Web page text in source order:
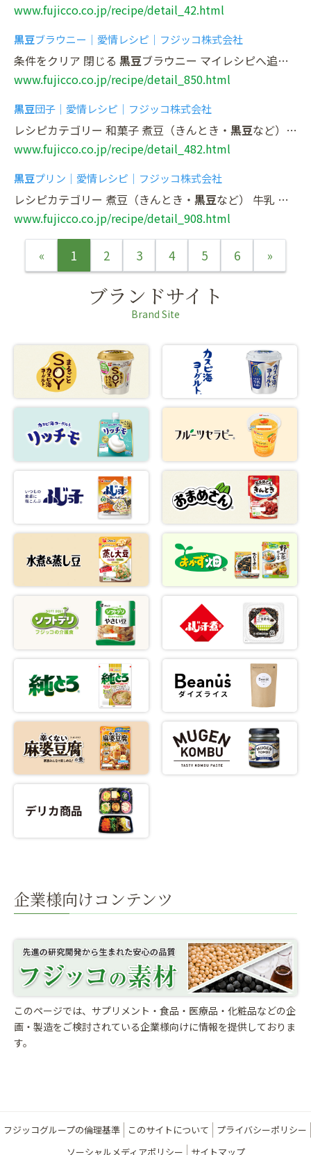
www.fujicco.co.jp/recipe/detail_42.html
黒豆ブラウニー｜愛情レシピ｜フジッコ株式会社
条件をクリア 閉じる 黒豆ブラウニー マイレシピへ追加 マイレシピ一覧 ポスト シェア LINEに送る
www.fujicco.co.jp/recipe/detail_850.html
黒豆団子｜愛情レシピ｜フジッコ株式会社
レシピカテゴリー 和菓子 煮豆（きんとき・ 黒豆など） きなこ 材料 4人分 材料 分量 豆小鉢
www.fujicco.co.jp/recipe/detail_482.html
黒豆プリン｜愛情レシピ｜フジッコ株式会社
レシピカテゴリー 煮豆（きんとき・ 黒豆など） 牛乳 洋菓子 材料 4〜5人分 材料 分量 おまめさん 丹波黒
www.fujicco.co.jp/recipe/detail_908.html
« 1 2 3 4 5 6 »
ブランドサイト
Brand Site
企業様向けコンテンツ
このページでは、サプリメント・食品・医療品・化粧品などの企
画・製造をご検討されている企業様向けに情報を提供しておりま
す。
フジッコグループの倫理基準 このサイトについて
プライバシーポリシー
ソーシャルメディアポリシー
サイトマップ